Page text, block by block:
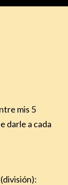
mis 5
darle a cada